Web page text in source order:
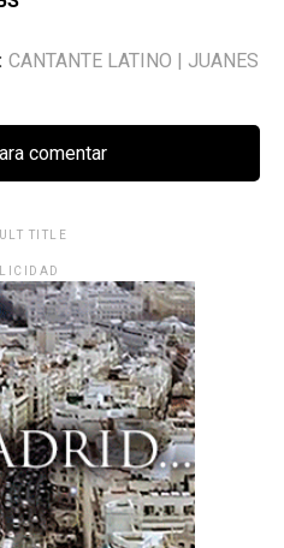
CANTANTE LATINO JUANES
comentar
TITLE